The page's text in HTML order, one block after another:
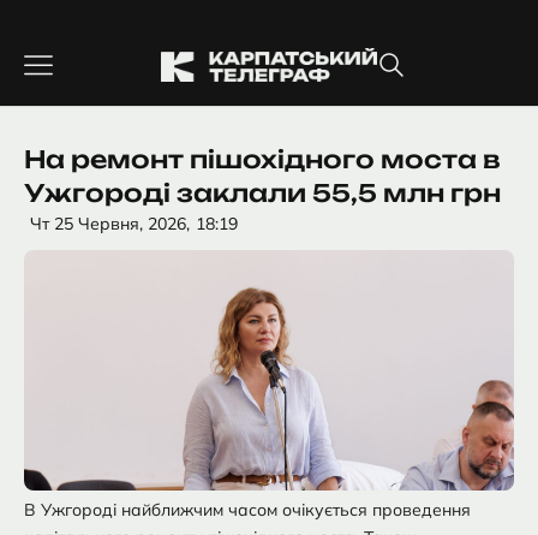
вмісту
На ремонт пішохідного моста в
Ужгороді заклали 55,5 млн грн
Чт 25 Червня, 2026, 18:19
В Ужгороді найближчим часом очікується проведення